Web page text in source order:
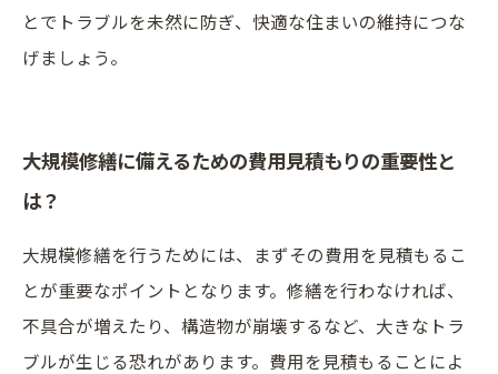
とでトラブルを未然に防ぎ、快適な住まいの維持につな
げましょう。
大規模修繕に備えるための費用見積もりの重要性と
は？
大規模修繕を行うためには、まずその費用を見積もるこ
とが重要なポイントとなります。修繕を行わなければ、
不具合が増えたり、構造物が崩壊するなど、大きなトラ
ブルが生じる恐れがあります。費用を見積もることによ